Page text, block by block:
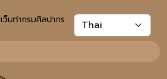
เว็บท่ากรมศิลปากร